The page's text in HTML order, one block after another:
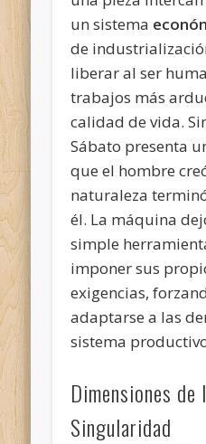
un sistema
de
liberaral ser
trabajos más
calidad de vida.
Sábato presenta
que el hombre
naturaleza
él. La máquina
simple
imponer sus
exigencias,
adaptarse a las
sistema
Dimensiones
Singularidad